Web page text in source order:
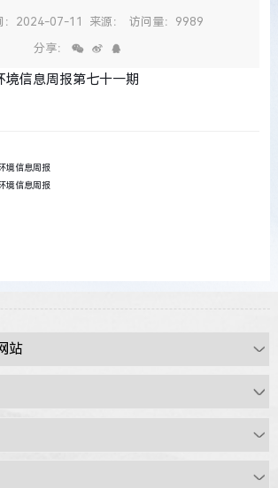
：2024-07-11 来源： 访问量：9989
分享：
境信息周报第七十一期
境信息周报
境信息周报